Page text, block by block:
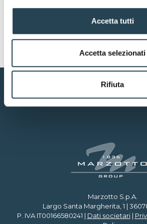
Accetta tutti
Accetta selezionati
Rifiuta
susirašinėjama elektroniniu
Marzotto S.p.A.
Largo Santa Margherita, 1 |
P. IVA IT00166580241 | Dati societari|